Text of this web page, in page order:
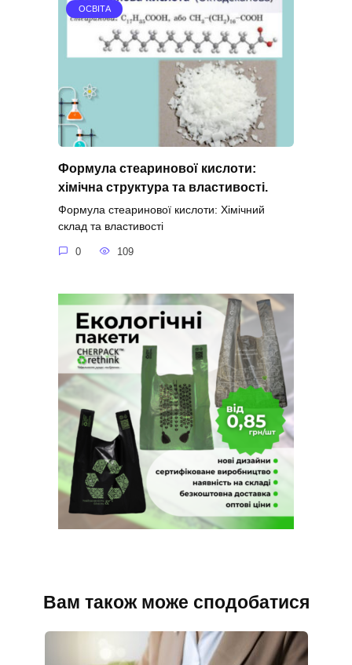
ОСВІТА
Формула стеаринової кислоти:
хімічна структура та властивості.
Формула стеаринової кислоти: Хімічний
склад та властивості
0 109
Вам також може сподобатися